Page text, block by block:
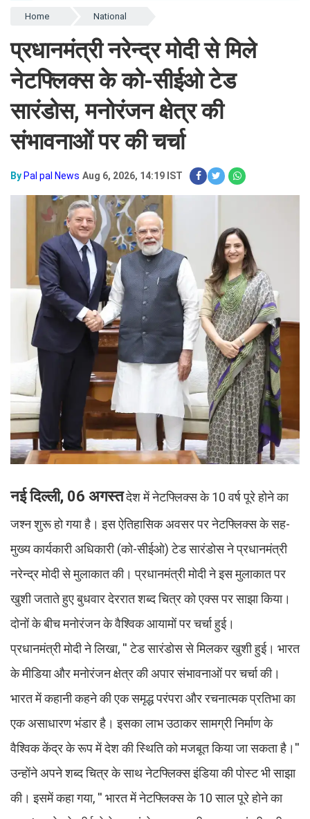
Home National
प्रधानमंत्री नरेन्द्र मोदी से मिले
नेटफ्लिक्स के को-सीईओ टेड
सारंडोस, मनोरंजन क्षेत्र की
संभावनाओं पर की चर्चा
By Pal pal News Aug 6, 2026, 14:19 IST
नई दिल्ली, 06 अगस्तदेश में नेटफ्लिक्स के 10 वर्ष पूरे होने का
जश्न शुरू हो गया है। इस ऐतिहासिक अवसर पर नेटफ्लिक्स के सह-
मुख्य कार्यकारी अधिकारी (को-सीईओ) टेड सारंडोस ने प्रधानमंत्री
नरेन्द्र मोदी से मुलाकात की। प्रधानमंत्री मोदी ने इस मुलाकात पर
खुशी जताते हुए बुधवार देररात शब्द चित्र को एक्स पर साझा किया।
दोनों के बीच मनोरंजन के वैश्विक आयामों पर चर्चा हुई।
प्रधानमंत्री मोदी ने लिखा, '' टेड सारंडोस से मिलकर खुशी हुई। भारत
के मीडिया और मनोरंजन क्षेत्र की अपार संभावनाओं पर चर्चा की।
भारत में कहानी कहने की एक समृद्ध परंपरा और रचनात्मक प्रतिभा का
एक असाधारण भंडार है। इसका लाभ उठाकर सामग्री निर्माण के
वैश्विक केंद्र के रूप में देश की स्थिति को मजबूत किया जा सकता है।''
उन्होंने अपने शब्द चित्र के साथ नेटफ्लिक्स इंडिया की पोस्ट भी साझा
की। इसमें कहा गया, '' भारत में नेटफ्लिक्स के 10 साल पूरे होने का